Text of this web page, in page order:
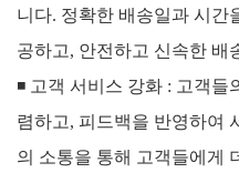
니다. 정확한 배송일과 시간
공하고, 안전하고 신속한 배
◾ 고객 서비스 강화 : 고객들
렴하고, 피드백을 반영하여
의 소통을 통해 고객들에게